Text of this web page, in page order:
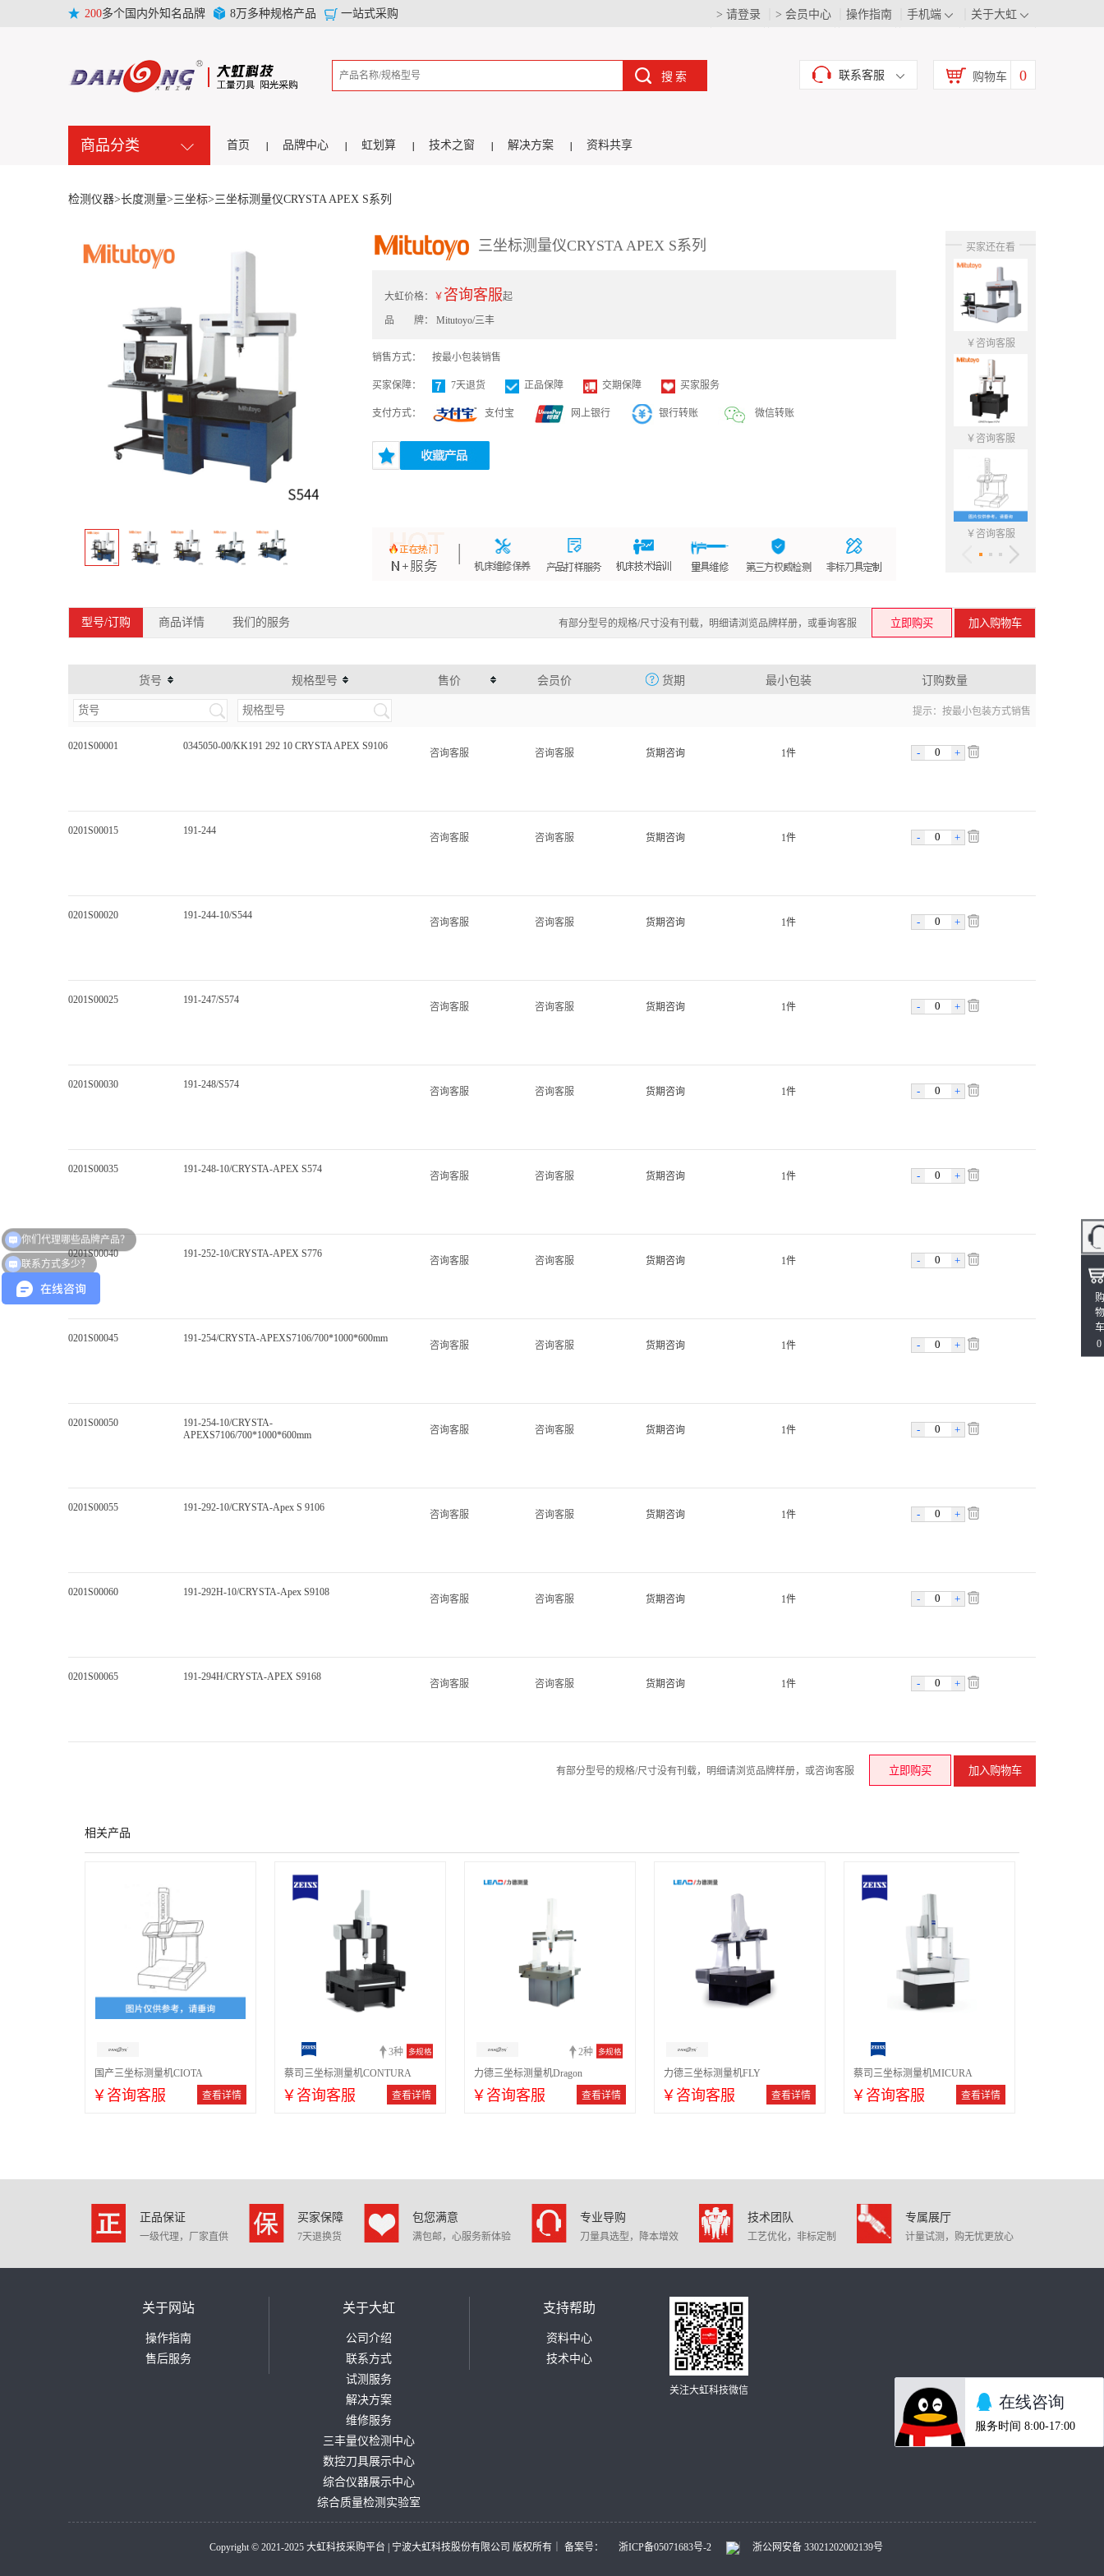
200多个国内外知名品牌 8万多种规格产品 一站式采购 > 请登录 > 会员中心 操作指南 手机端 关于大虹
搜索 联系客服 购物车 0
商品分类 首页 品牌中心 虹划算 技术之窗 解决方案 资料共享
检测仪器>长度测量>三坐标>三坐标测量仪CRYSTA APEX S系列
三坐标测量仪CRYSTA APEX S系列
大虹价格： ￥ 咨询客服起
品 牌： Mitutoyo/三丰
销售方式： 按最小包装销售
买家保障： 7天退货 正品保障 交期保障 买家服务
支付方式： 支付宝 网上银行 银行转账 微信转账
买家还在看
￥咨询客服
￥咨询客服
￥咨询客服
型号/订购 商品详情 我们的服务 有部分型号的规格/尺寸没有刊载，明细请浏览品牌样册，或垂询客服
货号 规格型号 售价 会员价 货期 最小包装 订购数量
提示：按最小包装方式销售
0201S00001 0345050-00/KK191 292 10 CRYSTA APEX S9106
咨询客服 咨询客服 货期咨询 1件 - +
0201S00015 191-244
咨询客服 咨询客服 货期咨询 1件 - +
0201S00020 191-244-10/S544
咨询客服 咨询客服 货期咨询 1件 - +
0201S00025 191-247/S574
咨询客服 咨询客服 货期咨询 1件 - +
0201S00030 191-248/S574
咨询客服 咨询客服 货期咨询 1件 - +
0201S00035 191-248-10/CRYSTA-APEX S574
咨询客服 咨询客服 货期咨询 1件 - +
0201S00040 191-252-10/CRYSTA-APEX S776
咨询客服 咨询客服 货期咨询 1件 - +
0201S00045 191-254/CRYSTA-APEXS7106/700*1000*600mm
咨询客服 咨询客服 货期咨询 1件 - +
0201S00050
191-254-10/CRYSTA-
APEXS7106/700*1000*600mm
咨询客服 咨询客服 货期咨询 1件 - +
0201S00055 191-292-10/CRYSTA-Apex S 9106
咨询客服 咨询客服 货期咨询 1件 - +
0201S00060 191-292H-10/CRYSTA-Apex S9108
咨询客服 咨询客服 货期咨询 1件 - +
0201S00065 191-294H/CRYSTA-APEX S9168
咨询客服 咨询客服 货期咨询 1件 - +
有部分型号的规格/尺寸没有刊载，明细请浏览品牌样册，或咨询客服
相关产品
国产三坐标测量机CIOTA
￥咨询客服 查看详情
3种 多规格
蔡司三坐标测量机CONTURA
￥咨询客服 查看详情
2种 多规格
力德三坐标测量机Dragon
￥咨询客服 查看详情
力德三坐标测量机FLY
￥咨询客服 查看详情
蔡司三坐标测量机MICURA
￥咨询客服 查看详情
正品保证
一级代理，厂家直供
买家保障
7天退换货
包您满意
满包邮，心服务新体验
专业导购
刀量具选型，降本增效
技术团队
工艺优化，非标定制
专属展厅
计量试测，购无忧更放心
关于网站
操作指南
售后服务
关于大虹
公司介绍
联系方式
试测服务
解决方案
维修服务
三丰量仪检测中心
数控刀具展示中心
综合仪器展示中心
综合质量检测实验室
支持帮助
资料中心
技术中心
关注大虹科技微信
Copyright © 2021-2025 大虹科技采购平台 | 宁波大虹科技股份有限公司 版权所有｜ 备案号： 浙ICP备05071683号-2 浙公网安备 33021202002139号
购
物
车
0
联系方式多少？